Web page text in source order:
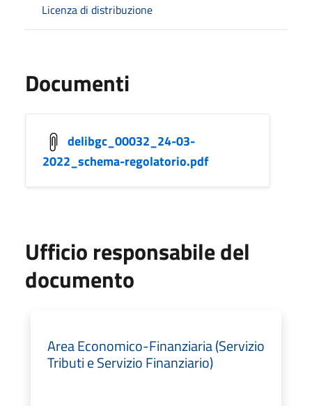
Licenza di distribuzione
Documenti
delibgc_00032_24-03-
2022_schema-regolatorio.pdf
Ufficio responsabile del
documento
Area Economico-Finanziaria (Servizio
Tributi e Servizio Finanziario)